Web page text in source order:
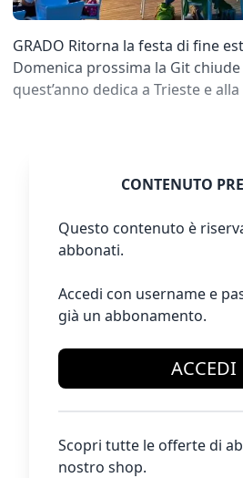
GRADO Ritorna la festa di fine
Domenica prossima la Git
quest’anno dedica a Trieste e
CONTENUTO
Questo contenuto è
abbonati.
Accedi con username e
già un abbonamento.
ACCEDI
Scopri tutte le offerte di
nostro shop.